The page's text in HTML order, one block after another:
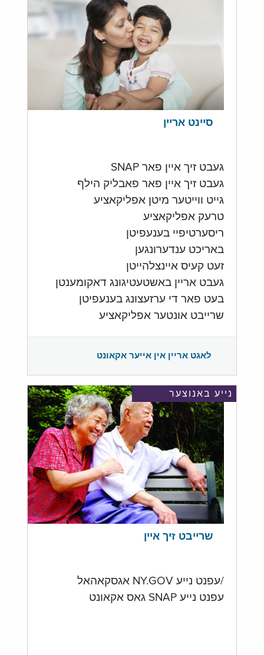
סיינט אריין
געבט זיך איין פאר SNAP
געבט זיך איין פאר פאבליק הילף
גייט ווייטער מיטן אפליקאציע
טרעק אפליקאציע
ריסערטיפיי בענעפיטן
באריכט ענדערונגען
זעט קעיס איינצלהייטן
געבט אריין באשטעטיגונג דאקומענטן
בעט פאר די ערזעצונג בענעפיטן
שרייבט אונטער אפליקאציע
לאגט אריין אין אייער אקאונט
נייע באנוצער
שרייבט זיך איין
/עפנט נייע NY.GOV אגסקאהאל
עפנט נייע SNAP גאס אקאונט